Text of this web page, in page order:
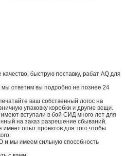
быструю поставку, рабат AQ для
ответим вы подробно не познее 24
ваш собственный логос на
упаковку коробки и другие вещи.
вступали в бой СИД много лет для
на заказ разрешение сбываний.
опыт проектов для того чтобы
и мы имеем сильную способность